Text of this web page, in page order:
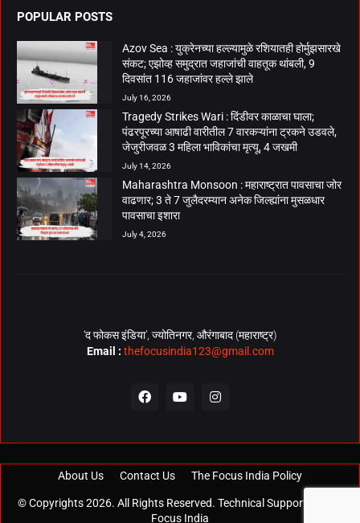
POPULAR POSTS
Azov Sea : युक्रेनच्या हल्ल्यामुळे रशियातही होर्मुझसारखे
संकट; एझोव्ह समुद्रात जहाजांची वाहतूक थांबली, 9
दिवसांत 116 जहाजांवर हल्ले झाले
July 16, 2026
Tragedy Strikes Wari : दिंडीवर काळाचा घाला;
पंढरपूरच्या आषाढी वारीतील 7 वारकऱ्यांना ट्रकने उडवले,
जेजुरीजवळ 3 महिला भाविकांचा मृत्यू, 4 जखमी
July 14, 2026
Maharashtra Monsoon : महाराष्ट्रात पावसाचा जोर
वाढणार; 3 ते 7 जुलैदरम्यान अनेक जिल्ह्यांना मुसळधार
पावसाचा इशारा
July 4, 2026
‘द फोकस इंडिया’, ज्योतिनगर, औरंगाबाद (महाराष्ट्र)
Email : thefocusindia123@gmail.com
© Copyrights 2026. All Rights Reserved. Technical Support by
Focus India
About Us Contact Us The Focus India Policy